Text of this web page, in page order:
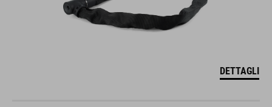
DETTAGLI